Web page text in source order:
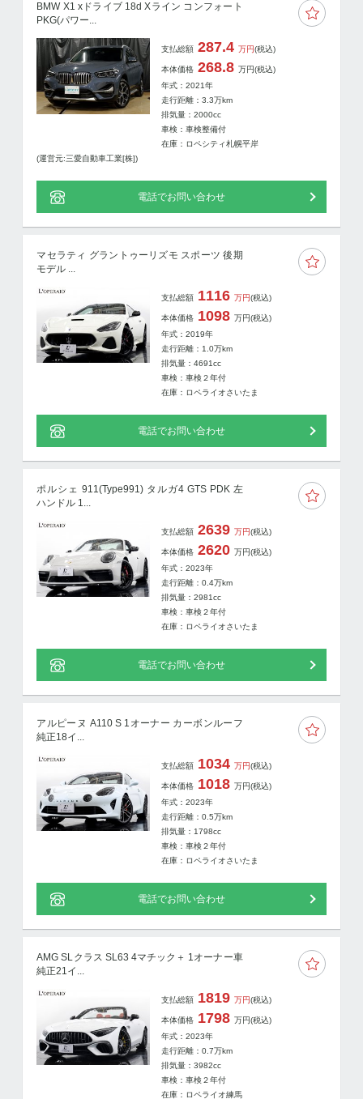
BMW X1 xドライブ 18d Xライン コンフォート
PKG(パワー...
支払総額 287.4 万円(税込)
本体価格 268.8 万円(税込)
年式：2021年
走行距離：3.3万km
排気量：2000cc
車検：車検整備付
在庫：ロペシティ札幌平岸
(運営元:三愛自動車工業[株])
電話でお問い合わせ
マセラティ グラントゥーリズモ スポーツ 後期
モデル ...
支払総額 1116 万円(税込)
本体価格 1098 万円(税込)
年式：2019年
走行距離： 1.0万km
排気量：4691cc
車検：車検２年付
在庫：ロペライオさいたま
電話でお問い合わせ
ポルシェ 911(Type991) タルガ4 GTS PDK 左
ハンドル 1...
支払総額 2639 万円(税込)
本体価格 2620 万円(税込)
年式：2023年
走行距離：0.4万km
排気量：2981cc
車検：車検２年付
在庫：ロペライオさいたま
電話でお問い合わせ
アルピーヌ A110 S 1オーナー カーボンルーフ
純正18イ...
支払総額 1034 万円(税込)
本体価格 1018 万円(税込)
年式：2023年
走行距離：0.5万km
排気量：1798cc
車検：車検２年付
在庫：ロペライオさいたま
電話でお問い合わせ
AMG SLクラス SL63 4マチック＋ 1オーナー車
純正21イ...
支払総額 1819 万円(税込)
本体価格 1798 万円(税込)
年式：2023年
走行距離：0.7万km
排気量：3982cc
車検：車検２年付
在庫：ロペライオ練馬